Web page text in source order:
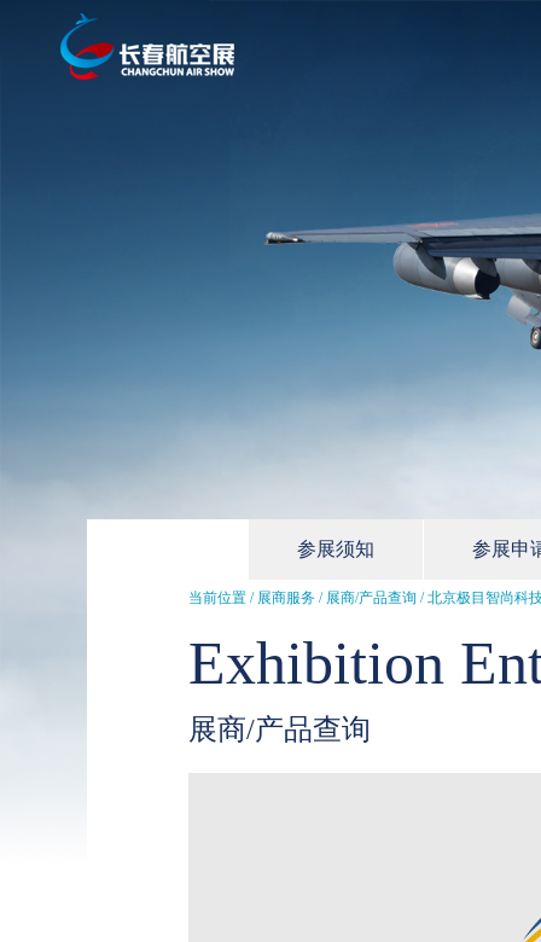
参展须知 参展申
当前位置 / 展商服务 / 展商/产品查询 / 北京极目智尚科
Exhibition
展商/产品查询